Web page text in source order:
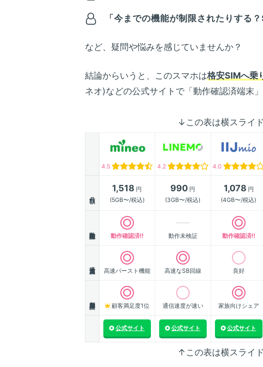
「今までの機能が制限されたりする
など、疑問や悩みを感じていませんか？
結論からいうと、このスマホは格安SIMへ乗
ネオ)などの公式サイトで「動作確認済端末
↓この表は横スライ
4.5 4.2 4.0
1,518 円
(5GB〜/税込)
990 円
(3GB〜/税込)
1,078 円
(4GB〜/税込)
動作確認済!! 動作未検証 動作確認済!!
高速バースト機能 高速なSB回線 良好
顧客満足度1位 通信速度が速い 家族向けシェア
公式サイト 公式サイト 公式サイト
↑この表は横スライ